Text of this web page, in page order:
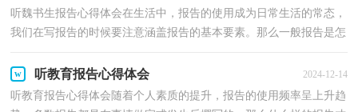
听魏书生报告心得体会在生活中，报告的使用成为日常生活的常态，
我们在写报告的时候要注意涵盖报告的基本要素。那么一般报告是怎
听教育报告心得体会 2024-12-14
听教育报告心得体会随着个人素质的提升，报告的使用频率呈上升趋